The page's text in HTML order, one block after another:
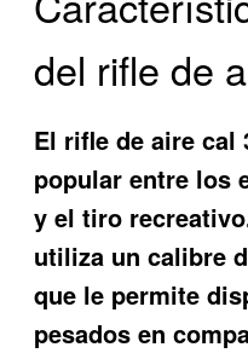
del rifle de
El rifle de aire cal
popular entre los
y el tiro
utiliza un calibre
que le permite
pesados en